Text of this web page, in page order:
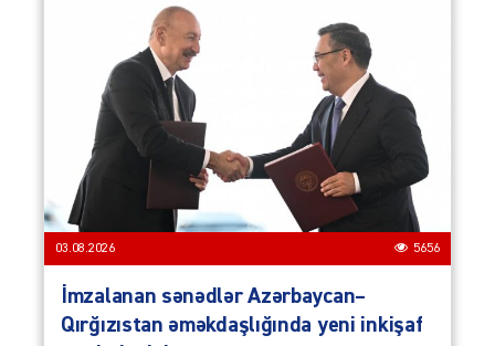
03.08.2026 5656
İmzalanan sənədlər Azərbaycan–
Qırğızıstan əməkdaşlığında yeni inkişaf